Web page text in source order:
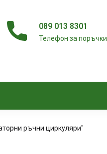
089 013 8301
Телефон за поръчки
ръчни циркуляри"